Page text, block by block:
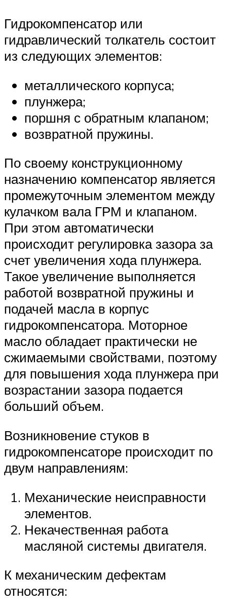
Гидрокомпенсатор или
гидравлический толкатель состоит
из следующих элементов:
металлического корпуса;
плунжера;
поршня с обратным клапаном;
возвратной пружины.
По своему конструкционному
назначению компенсатор является
промежуточным элементом между
кулачком вала ГРМ и клапаном.
При этом автоматически
происходит регулировка зазора за
счет увеличения хода плунжера.
Такое увеличение выполняется
работой возвратной пружины и
подачей масла в корпус
гидрокомпенсатора. Моторное
масло обладает практически не
сжимаемыми свойствами, поэтому
для повышения хода плунжера при
возрастании зазора подается
больший объем.
Возникновение стуков в
гидрокомпенсаторе происходит по
двум направлениям:
Механические неисправности
элементов.
Некачественная работа
масляной системы двигателя.
К механическим дефектам
относятся: